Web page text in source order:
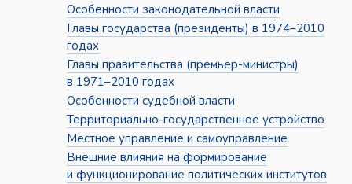
Особенности законодательной власти
Главы государства (президенты) в 1974–2010
годах
Главы правительства (премьер-министры)
в 1971–2010 годах
Особенности судебной власти
Территориально-государственное устройство
Местное управление и самоуправление
Внешние влияния на формирование
и функционирование политических институтов